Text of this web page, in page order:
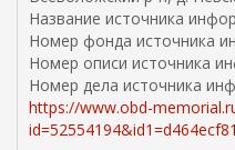
Название источника
Номер фонда источника
Номер описи источника
Номер дела источника
https://www.obd-